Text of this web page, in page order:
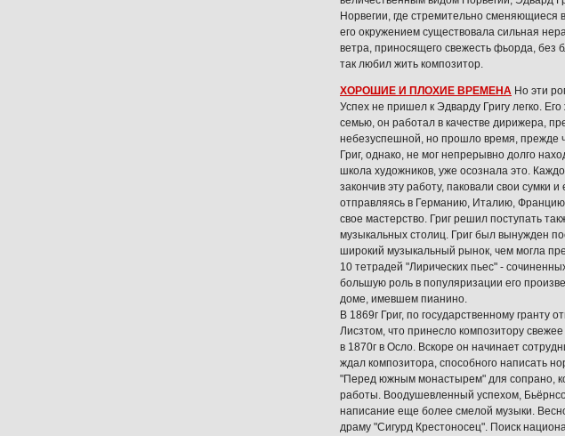
Норвегии, где стремительно сменяющиеся
его окружением существовала сильная
ветра, приносящего свежесть фьорда, без
так любил жить композитор.
ХОРОШИЕ И ПЛОХИЕ ВРЕМЕНА Но эти
Успех не пришел к Эдварду Григу легко.
семью, он работал в качестве дирижера,
небезуспешной, но прошло время, прежде
Григ, однако, не мог непрерывно долго
школа художников, уже осознала это.
закончив эту работу, паковали свои
отправляясь в Германию, Италию, Францию
свое мастерство. Григ решил поступать
музыкальных столиц. Григ был вынужден
широкий музыкальный рынок, чем могла
10 тетрадей "Лирических пьес" -
большую роль в популяризации его
доме, имевшем пианино.
В 1869г Григ, по государственному
Лисзтом, что принесло композитору
в 1870г в Осло. Вскоре он начинает
ждал композитора, способного написать
"Перед южным монастырем" для сопрано,
работы. Воодушевленный успехом,
написание еще более смелой музыки.
драму "Сигурд Крестоносец". Поиск